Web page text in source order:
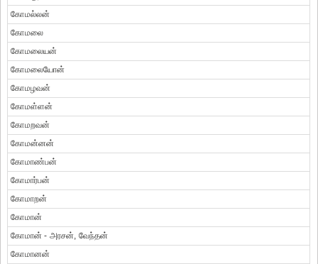
கோமல்லன்
கோமலை
கோமலையன்
கோமலையோன்
கோமழவன்
கோமள்ளன்
கோமறவன்
கோமன்னன்
கோமாண்பன்
கோமார்பன்
கோமாறன்
கோமான்
கோமான் - அரசன், வேந்தன்
கோமானன்